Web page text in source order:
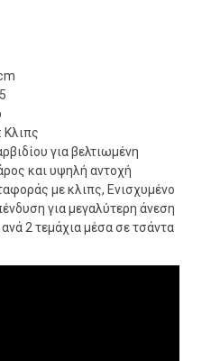
για βελτιωμένη
και υψηλή αντοχή
με κλιπς, Ενισχυμένο
για μεγαλύτερη άνεση
2 τεμάχια μέσα σε τσάντα